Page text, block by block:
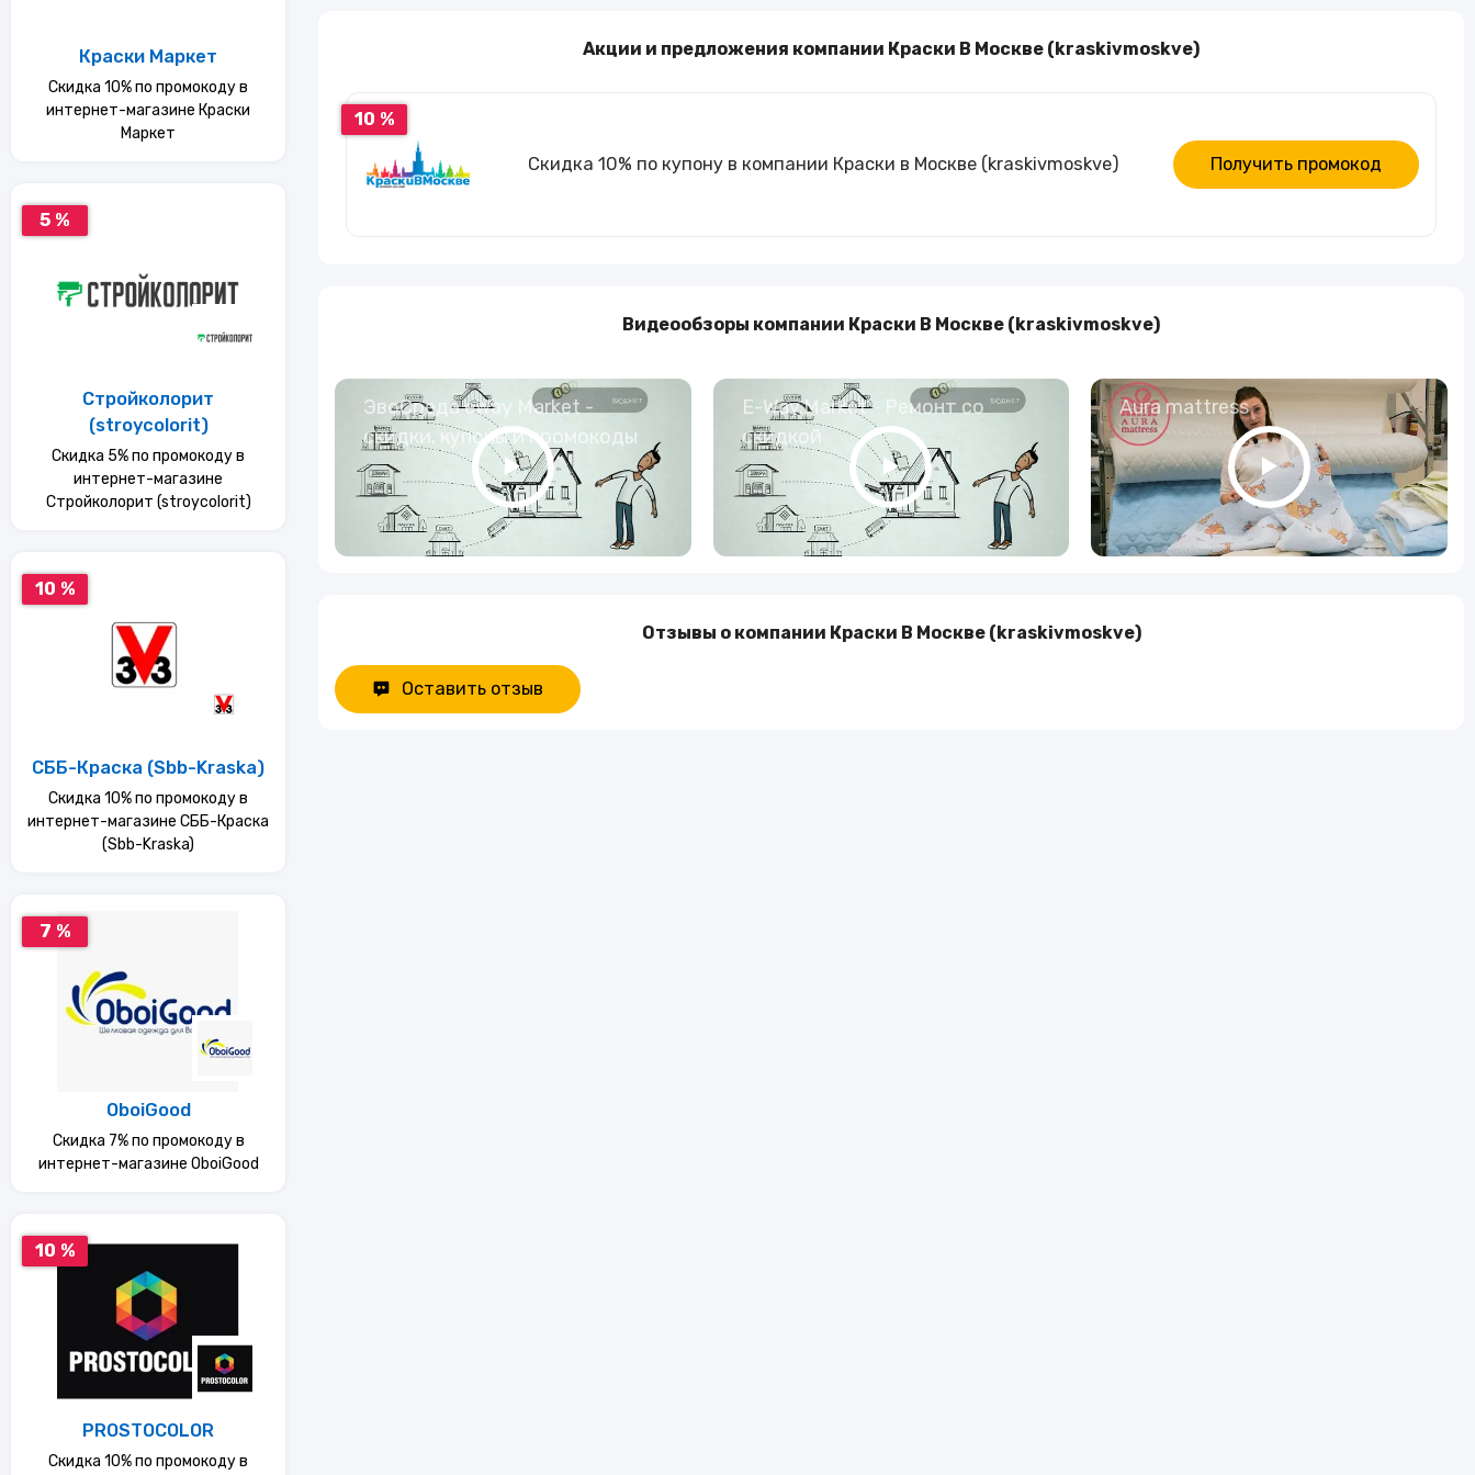
Красота и здоровье
Акции и предложения компании Краски В Москве (kraskivmoskve)
10 %
Скидка 10% по купону в компании Краски в Москве (kraskivmoskve) Получить промокод
Видеообзоры компании Краски В Москве (kraskivmoskve)
ЭвоСреда eWay Market -
скидки, купоны и промокоды
E-Way.Market - Ремонт со
скидкой
Aura mattress
Отзывы о компании Краски В Москве (kraskivmoskve)
Оставить отзыв
Краски Маркет
Скидка 10% по промокоду в
интернет-магазине Краски
Маркет
5 %
Стройколорит
(stroycolorit)
Скидка 5% по промокоду в
интернет-магазине
Стройколорит (stroycolorit)
10 %
СББ-Краска (Sbb-Kraska)
Скидка 10% по промокоду в
интернет-магазине СББ-Краска
(Sbb-Kraska)
7 %
OboiGood
Скидка 7% по промокоду в
интернет-магазине OboiGood
10 %
PROSTOCOLOR
Скидка 10% по промокоду в